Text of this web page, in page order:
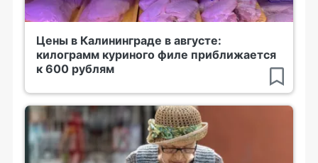
Цены в Калининграде в августе:
килограмм куриного филе приближается
к 600 рублям